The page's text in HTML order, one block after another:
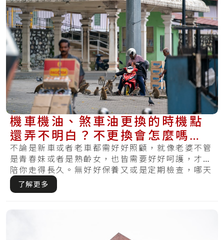
機車機油、煞車油更換的時機點
還弄不明白？不更換會怎麼嗎？
現在知道還不算晚～
不論是新車或者老車都需好好照顧，就像老婆不管
是青春妹或者是熟齡女，也皆需要好好呵護，才可
陪你走得長久。無好好保養又或是定期檢查，哪天
發覺.....
了解更多